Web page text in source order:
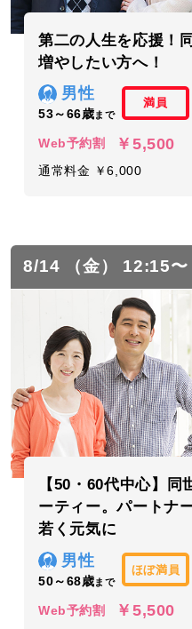
第二の人生を応援！
増やしたい方へ！
男性
53～66歳まで
満員
Web予約割 ￥5,500
通常料金 ￥6,000
8/14 （金） 12:15〜
【50・60代中心】
ーティー。パートナ
若く元気に
男性
50～68歳まで
ほぼ満員
Web予約割 ￥5,500